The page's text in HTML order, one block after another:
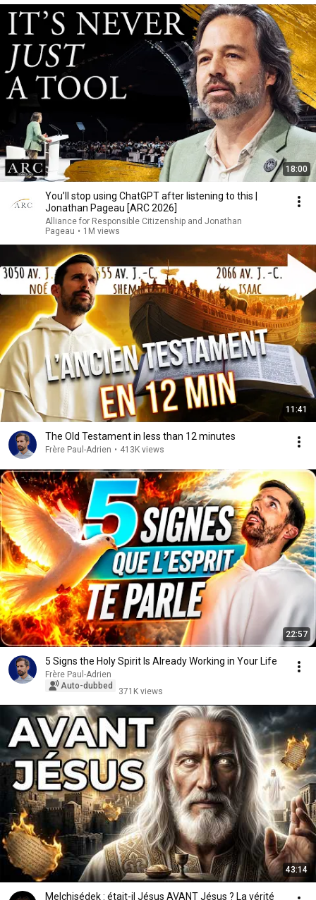
18:00
You’ll stop using ChatGPT after listening to this |
Jonathan Pageau [ARC 2026]
Alliance for Responsible Citizenship and Jonathan
Pageau • 1M views
11:41
The Old Testament in less than 12 minutes
Frère Paul-Adrien • 413K views
22:57
5 Signs the Holy Spirit Is Already Working in Your Life
Frère Paul-Adrien
Auto-dubbed
371K views
43:14
Melchisédek : était-il Jésus AVANT Jésus ? La vérité